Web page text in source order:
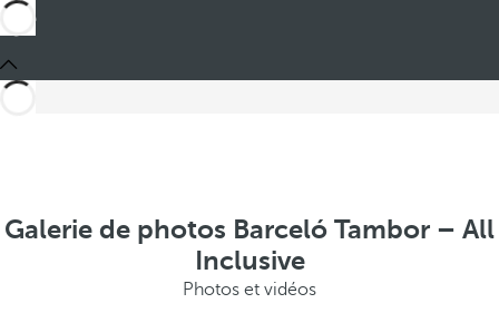
Galerie de photos Barceló Tambor – All
Inclusive
Photos et vidéos